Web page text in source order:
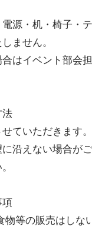
電源・机・椅子・
ません。
合はイベント部会
法
ていただきます。
沿えない場合が
項
物等の販売はしな